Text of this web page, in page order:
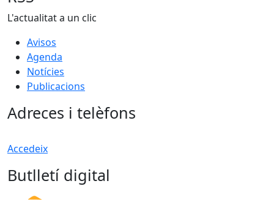
L'actualitat a un clic
Avisos
Agenda
Notícies
Publicacions
Adreces i telèfons
Accedeix
Butlletí digital